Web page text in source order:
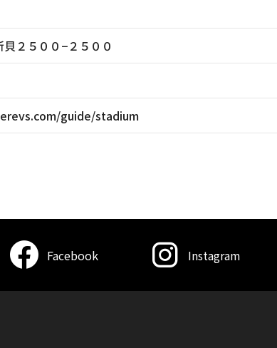
２５００−２５００
guide/stadium
Facebook Instagram